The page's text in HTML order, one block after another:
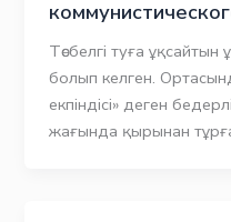
Төсбелгі туға ұқсайтын
болып келген.
екпіндісі» деген
жағында қырынан